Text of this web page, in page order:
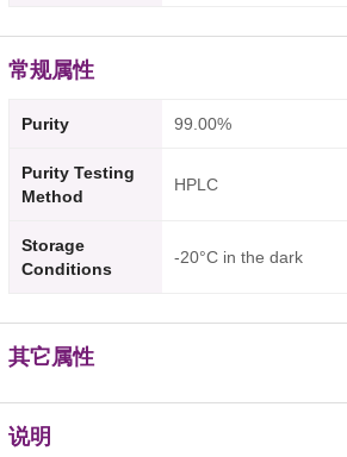
常规属性
Purity 99.00%
Purity Testing
Method
HPLC
Storage
Conditions
-20°C in the dark
其它属性
说明